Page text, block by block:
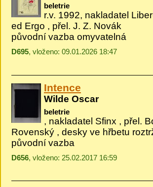
beletrie
r.v. 1992, nakladatel
ed Ergo , přel. J. Z. Novák
původní vazba omyvatelná
D695, vloženo: 09.01.2026 18:47
Intence
Wilde Oscar
beletrie
, nakladatel Sfinx , přel.
Rovenský , desky ve hřbetu
původní vazba
D656, vloženo: 25.02.2017 16:59